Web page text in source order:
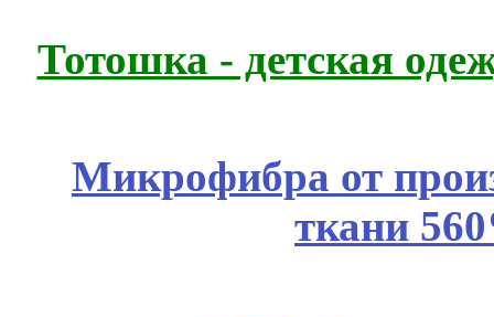
Тотошка - детская
Микрофибра от
ткани